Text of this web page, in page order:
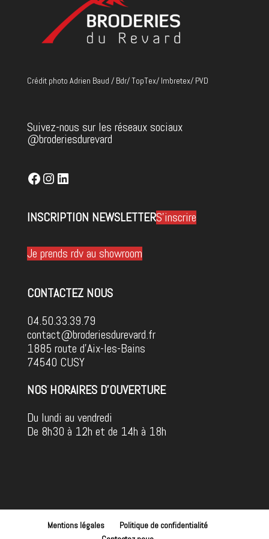
Crédit photo Adrien Baud / Bdr/ TopTex/ Imbretex/ PVD
Suivez-nous sur les réseaux sociaux
@broderiesdurevard
Facebook
Instagram
LinkedIn
INSCRIPTION NEWSLETTERS'inscrire
Je prends rdv au showroom
CONTACTEZ NOUS
04.50.33.39.79
contact@broderiesdurevard.fr
1885 route d'Aix-les-Bains
74540 CUSY
NOS HORAIRES D'OUVERTURE
Du lundi au vendredi
De 8h30 à 12h et de 14h à 18h
Mentions légales
Politique de confidentialité